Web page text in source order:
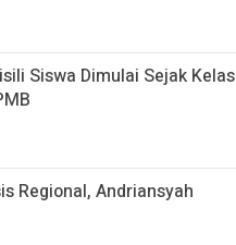
Siswa Dimulai Sejak Kelas
Regional, Andriansyah